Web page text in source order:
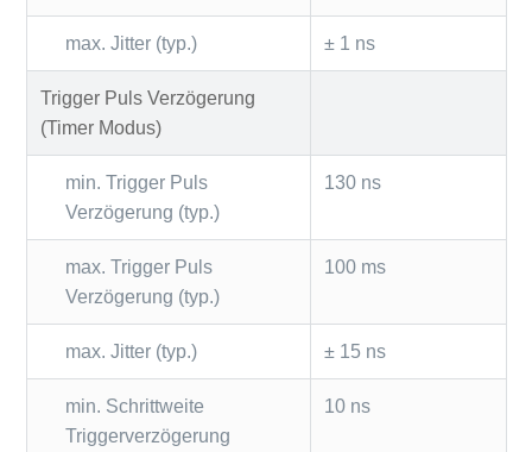
max. Jitter (typ.) ± 1 ns
Trigger Puls Verzögerung
(Timer Modus)
min. Trigger Puls
Verzögerung (typ.)
130 ns
max. Trigger Puls
Verzögerung (typ.)
100 ms
max. Jitter (typ.) ± 15 ns
min. Schrittweite
Triggerverzögerung
10 ns